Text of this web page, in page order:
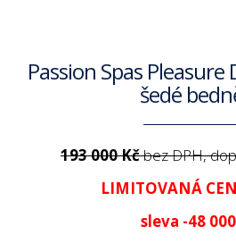
Passion Spas
šedé
193 000 Kčbez DPH,
LIMITOVANÁ
sleva -48